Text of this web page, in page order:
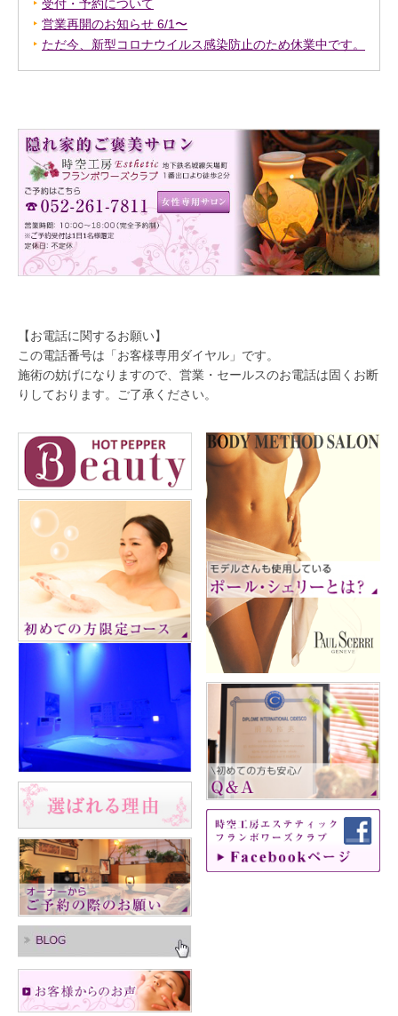
受付・予約について
営業再開のお知らせ 6/1〜
ただ今、新型コロナウイルス感染防止のため休業中です。
【お電話に関するお願い】
この電話番号は「お客様専用ダイヤル」です。
施術の妨げになりますので、営業・セールスのお電話は固くお断
りしております。ご了承ください。